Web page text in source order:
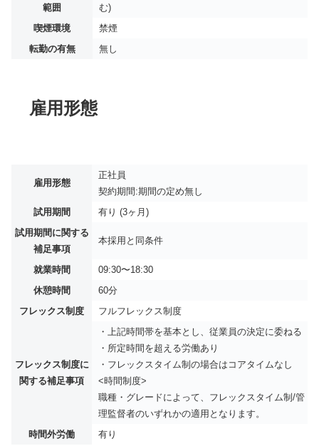
範囲
む)
喫煙環境
禁煙
転勤の有無
無し
雇用形態
雇用形態
正社員
契約期間:期間の定め無し
試用期間
有り (3ヶ月)
試用期間に関する
補足事項
本採用と同条件
就業時間
09:30〜18:30
休憩時間
60分
フレックス制度
フルフレックス制度
フレックス制度に
関する補足事項
・上記時間帯を基本とし、従業員の決定に委ねる
・所定時間を超える労働あり
・フレックスタイム制の場合はコアタイムなし
<時間制度>
職種・グレードによって、フレックスタイム制/管
理監督者のいずれかの適用となります。
時間外労働
有り